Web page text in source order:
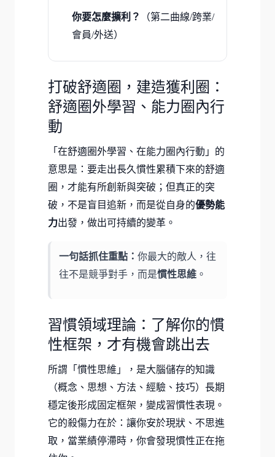
你要怎麼擴利？
（第二曲線/跨業/
會員/外送）
打破舒適圈，建造獲利圈：
舒適圈外學習、能力圈內行
動
「在舒適圈外學習、在能力圈內行動」的
意思是：要走出長久慣性累積下來的舒適
圈，才能有所創新與突破；但真正的突
破，不是盲目追新，而是從自身的優勢能
力出發，做出可持續的變革。
一句話抓住重點： 你最大的敵人，往
往不是競爭對手，而是慣性思維 。
習慣領域理論：了解你的慣
性框架，才有機會跳出去
所謂「慣性思維」，是大腦儲存的知識
（概念、思想、方法、經驗、技巧）長期
穩定後形成固定框架，變成習慣性表現。
它的殺傷力在於：讓你安於現狀、不思進
取，當業績停滯時，你會發現慣性正在拖